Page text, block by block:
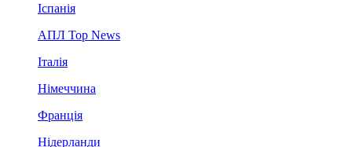
Іспанія
АПЛ Top News
Італія
Німеччина
Франція
Нідерланди